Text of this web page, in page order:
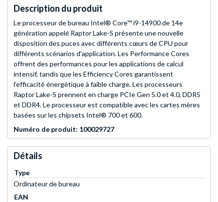
Description du produit
Le processeur de bureau Intel® Core™ i9-14900 de 14e
génération appelé Raptor Lake-S présente une nouvelle
disposition des puces avec différents cœurs de CPU pour
différents scénarios d'application. Les Performance Cores
offrent des performances pour les applications de calcul
intensif, tandis que les Efficiency Cores garantissent
l'efficacité énergétique à faible charge. Les processeurs
Raptor Lake-S prennent en charge PCIe Gen 5.0 et 4.0, DDR5
et DDR4. Le processeur est compatible avec les cartes mères
basées sur les chipsets Intel® 700 et 600.
Numéro de produit: 100029727
Détails
Type
Ordinateur de bureau
EAN